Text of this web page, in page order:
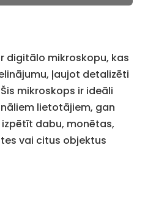
digitālo mikroskopu, kas
ļaujot detalizēti
mikroskops ir ideāli
lietotājiem, gan
dabu, monētas,
vai citus objektus